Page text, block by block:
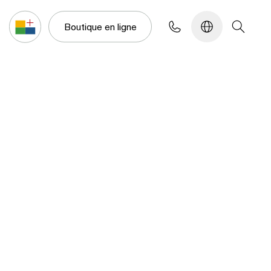
ConfigurateurBoutique en ligne